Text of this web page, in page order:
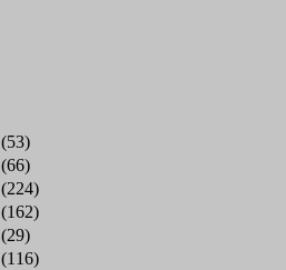
(53)
(66)
(224)
(162)
(29)
(116)